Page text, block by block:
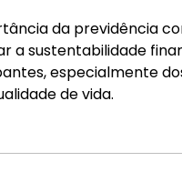
da previdência
a sustentabilidade
especialmente
de vida.